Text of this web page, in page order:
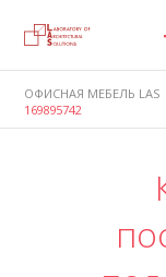
ОФИСНАЯ МЕБЕЛЬ LAS
169895742